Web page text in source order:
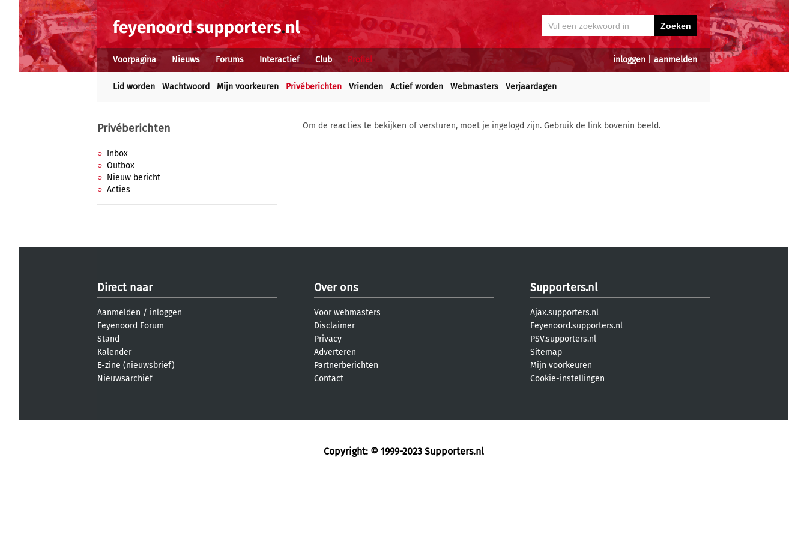
inloggen aanmelden
Voorpagina Nieuws Forums Interactief Club Profiel
Lid worden Wachtwoord Mijn voorkeuren Privéberichten Vrienden Actief worden Webmasters Verjaardagen
Privéberichten
Inbox
Outbox
Nieuw bericht
Acties
Om de reacties te bekijken of versturen, moet je ingelogd zijn. Gebruik de link bovenin beeld.
Direct naar
Aanmelden / inloggen
Feyenoord Forum
Stand
Kalender
E-zine (nieuwsbrief)
Nieuwsarchief
Over ons
Voor webmasters
Disclaimer
Privacy
Adverteren
Partnerberichten
Contact
Supporters.nl
Ajax.supporters.nl
Feyenoord.supporters.nl
PSV.supporters.nl
Sitemap
Mijn voorkeuren
Cookie-instellingen
Copyright: © 1999-2023 Supporters.nl